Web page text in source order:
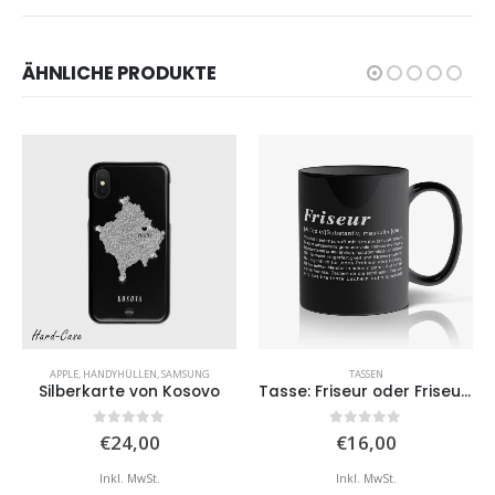
ÄHNLICHE PRODUKTE
APPLE, HANDYHÜLLEN,SAMSUNG
Silberkarte von Kosovo
von 5
€24,00
Inkl. MwSt.
TASSEN
Tasse: Friseur oder Friseurin Definition
von 5
€16,00
Inkl. MwSt.